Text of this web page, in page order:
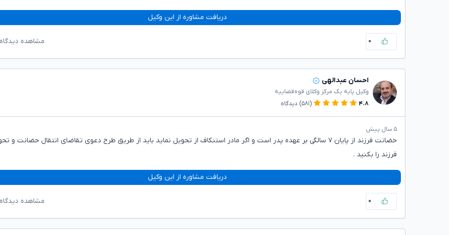
دریافت مشاوره از این وکیل
۰ مشاهده
احسان عبدالهی
وکیل پایه یک مرکز وکلای قوه‌قضاییه
۴.۸
(۵۸۱) دیدگاه
۵ سال پیش
حضانت فرزند از پایان ۷ سالگی بر عهده پدر است و اگر مادر استنکاف از تحویل نماید باید از طریق طرح دعوی تقاضای انتقال حضانت و
فرزند را بکنید .
دریافت مشاوره از این وکیل
۰ مشاهده